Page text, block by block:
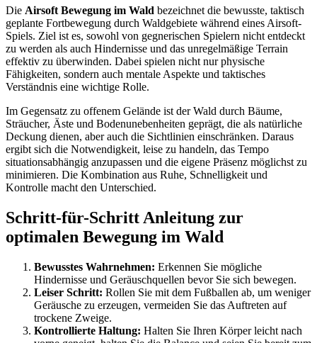
Die Airsoft Bewegung im Wald bezeichnet die bewusste, taktisch
geplante Fortbewegung durch Waldgebiete während eines Airsoft-
Spiels. Ziel ist es, sowohl von gegnerischen Spielern nicht entdeckt
zu werden als auch Hindernisse und das unregelmäßige Terrain
effektiv zu überwinden. Dabei spielen nicht nur physische
Fähigkeiten, sondern auch mentale Aspekte und taktisches
Verständnis eine wichtige Rolle.
Im Gegensatz zu offenem Gelände ist der Wald durch Bäume,
Sträucher, Äste und Bodenunebenheiten geprägt, die als natürliche
Deckung dienen, aber auch die Sichtlinien einschränken. Daraus
ergibt sich die Notwendigkeit, leise zu handeln, das Tempo
situationsabhängig anzupassen und die eigene Präsenz möglichst zu
minimieren. Die Kombination aus Ruhe, Schnelligkeit und
Kontrolle macht den Unterschied.
Schritt-für-Schritt Anleitung zur
optimalen Bewegung im Wald
Bewusstes Wahrnehmen: Erkennen Sie mögliche
Hindernisse und Geräuschquellen bevor Sie sich bewegen.
Leiser Schritt: Rollen Sie mit dem Fußballen ab, um weniger
Geräusche zu erzeugen, vermeiden Sie das Auftreten auf
trockene Zweige.
Kontrollierte Haltung: Halten Sie Ihren Körper leicht nach